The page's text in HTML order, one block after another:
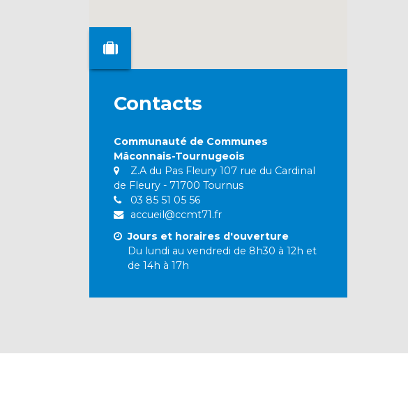
Contacts
Communauté de Communes
Mâconnais-Tournugeois
Z.A du Pas Fleury 107 rue du Cardinal
de Fleury - 71700 Tournus
03 85 51 05 56
accueil@ccmt71.fr
Jours et horaires d'ouverture
Du lundi au vendredi de 8h30 à 12h et
de 14h à 17h